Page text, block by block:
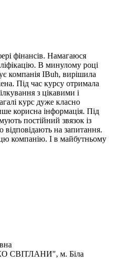
фінансів. Намагаюся
В минулому році
компанія IBuh, вирішила
Під час курсу отримала
з цікавими і
курс дуже класно
корисна інформація. Під
постійний звязок із
відповідають на запитання.
компанію. І в майбутньому
СВІТЛАНИ", м. Біла